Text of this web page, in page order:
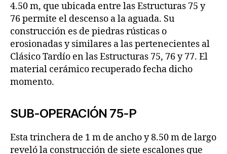
4.50 m, que ubicada entre las Estructuras 75 y
76 permite el descenso a la aguada. Su
construcción es de piedras rústicas o
erosionadas y similares a las pertenecientes al
Clásico Tardío en las Estructuras 75, 76 y 77. El
material cerámico recuperado fecha dicho
momento.
SUB-OPERACIÓN 75-P
Esta trinchera de 1 m de ancho y 8.50 m de largo
reveló la construcción de siete escalones que